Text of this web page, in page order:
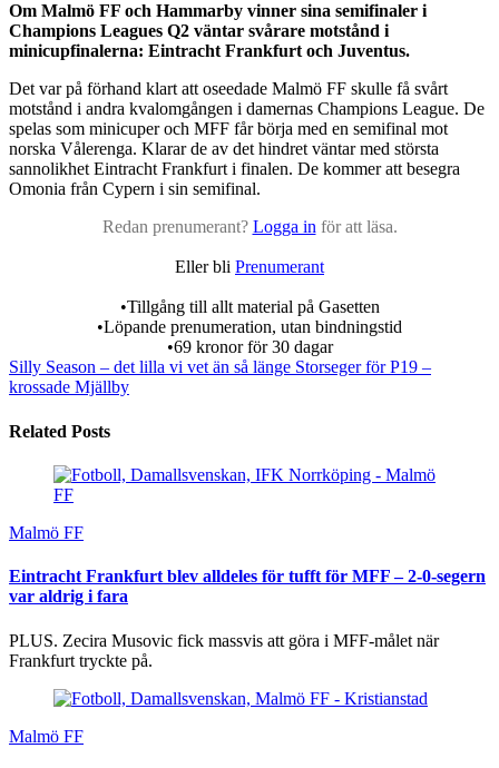
Om Malmö FF och Hammarby vinner sina semifinaler i
Champions Leagues Q2 väntar svårare motstånd i
minicupfinalerna: Eintracht Frankfurt och Juventus.
Det var på förhand klart att oseedade Malmö FF skulle få svårt
motstånd i andra kvalomgången i damernas Champions League. De
spelas som minicuper och MFF får börja med en semifinal mot
norska Vålerenga. Klarar de av det hindret väntar med största
sannolikhet Eintracht Frankfurt i finalen. De kommer att besegra
Omonia från Cypern i sin semifinal.
Redan prenumerant? Logga in för att läsa.
Eller bli Prenumerant
•Tillgång till allt material på Gasetten
•Löpande prenumeration, utan bindningstid
•69 kronor för 30 dagar
Silly Season – det lilla vi vet än så länge Storseger för P19 –
krossade Mjällby
Related Posts
Malmö FF
Eintracht Frankfurt blev alldeles för tufft för MFF – 2-0-segern
var aldrig i fara
PLUS. Zecira Musovic fick massvis att göra i MFF-målet när
Frankfurt tryckte på.
Malmö FF